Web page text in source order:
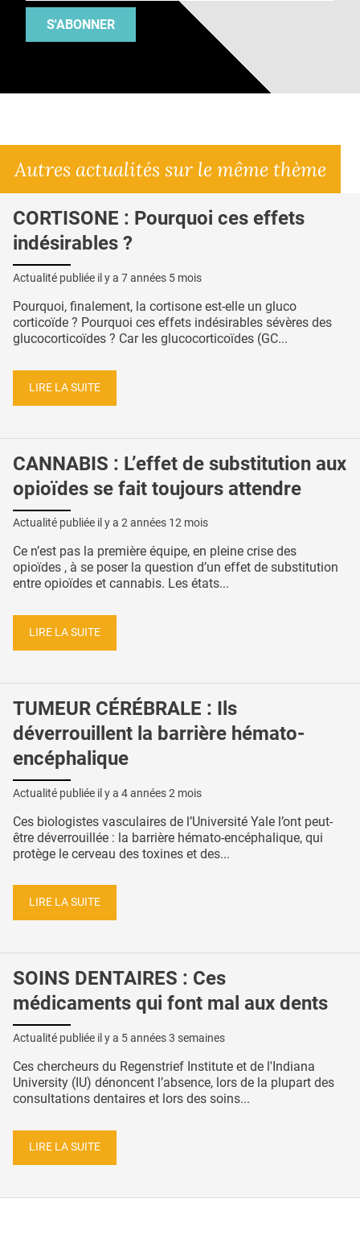
S'ABONNER
Autres actualités sur le même thème
CORTISONE : Pourquoi ces effets
indésirables ?
Actualité publiée il y a 7 années 5 mois
Pourquoi, finalement, la cortisone est-elle un gluco
corticoïde ? Pourquoi ces effets indésirables sévères des
glucocorticoïdes ? Car les glucocorticoïdes (GC...
LIRE LA SUITE
CANNABIS : L’effet de substitution aux
opioïdes se fait toujours attendre
Actualité publiée il y a 2 années 12 mois
Ce n’est pas la première équipe, en pleine crise des
opioïdes , à se poser la question d’un effet de substitution
entre opioïdes et cannabis. Les états...
LIRE LA SUITE
TUMEUR CÉRÉBRALE : Ils
déverrouillent la barrière hémato-
encéphalique
Actualité publiée il y a 4 années 2 mois
Ces biologistes vasculaires de l’Université Yale l’ont peut-
être déverrouillée : la barrière hémato-encéphalique, qui
protège le cerveau des toxines et des...
LIRE LA SUITE
SOINS DENTAIRES : Ces
médicaments qui font mal aux dents
Actualité publiée il y a 5 années 3 semaines
Ces chercheurs du Regenstrief Institute et de l'Indiana
University (IU) dénoncent l’absence, lors de la plupart des
consultations dentaires et lors des soins...
LIRE LA SUITE